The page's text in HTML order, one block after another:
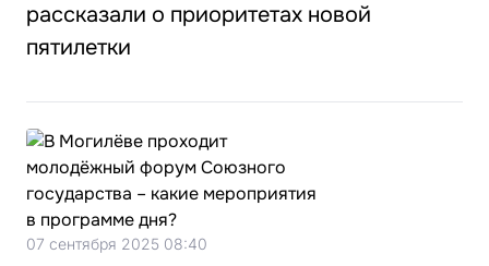
рассказали о приоритетах новой
пятилетки
07 сентября 2025 08:40